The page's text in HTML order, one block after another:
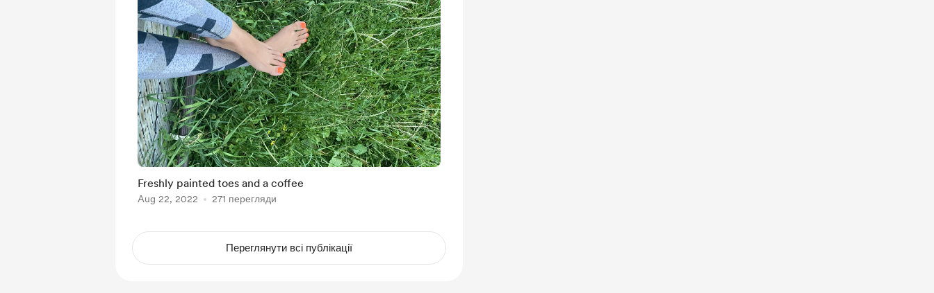
Freshly painted toes and a coffee
Aug 22, 2022 271 перегляди
Переглянути всі публікації